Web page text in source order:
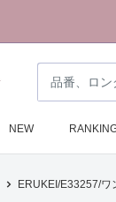
NEW
ERUKEI/E33257/ワ